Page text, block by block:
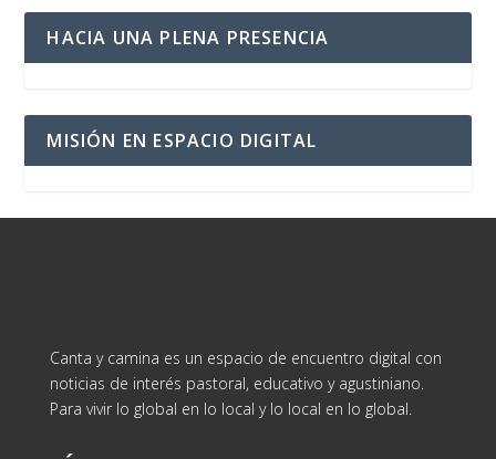
HACIA UNA PLENA PRESENCIA
MISIÓN EN ESPACIO DIGITAL
Canta y camina es un espacio de encuentro digital con
noticias de interés pastoral, educativo y agustiniano.
Para vivir lo global en lo local y lo local en lo global.